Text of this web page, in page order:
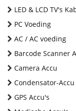
LED & LCD TV's
PC Voeding
AC / AC voeding
Barcode Scanner
Camera Accu
Condensator-Accu
GPS Accu's